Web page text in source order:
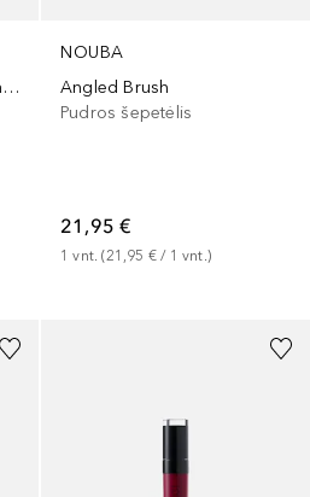
Ideale Hydrostress Foundation
NOUBA
Angled Brush
Pudros šepetėlis
21,95 €
1 vnt. (21,95 € / 1 vnt.)